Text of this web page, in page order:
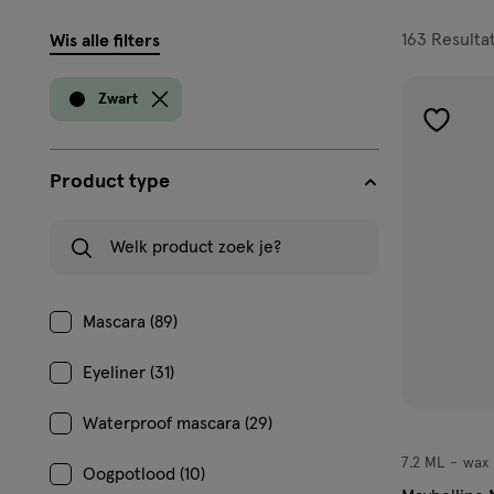
filters
Wis alle filters
Zwart
Product type
Mascara (89)
Eyeliner (31)
Waterproof mascara (29)
Oogpotlood (10)
163
wax
7.2 ML wax